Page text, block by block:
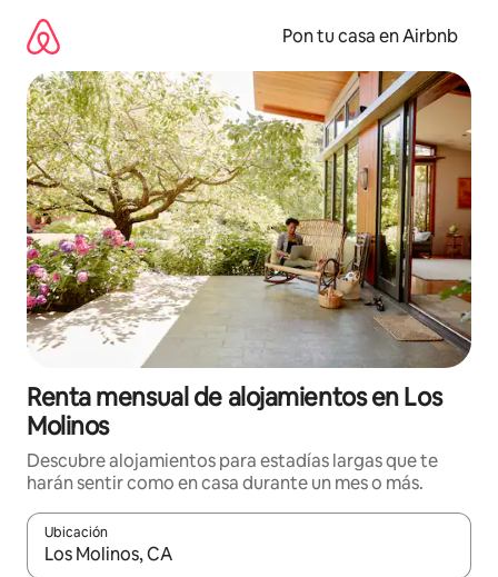
contenido
Pon tu casa en Airbnb
Renta mensual de alojamientos en Los
Molinos
Descubre alojamientos para estadías largas que te
harán sentir como en casa durante un mes o más.
Ubicación
Cuando los resultados estén disponibles, navega con las